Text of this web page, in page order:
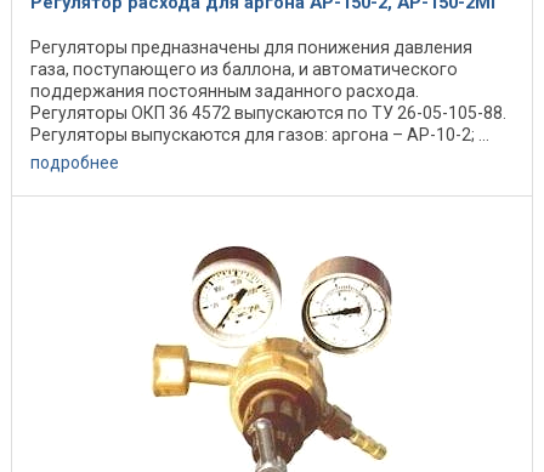
Регуляторы предназначены для понижения давления
газа, поступающего из баллона, и автоматического
поддержания постоянным заданного расхода.
Регуляторы ОКП 36 4572 выпускаются по ТУ 26-05-105-88.
Регуляторы выпускаются для газов: аргона – АР-10-2; ...
подробнее